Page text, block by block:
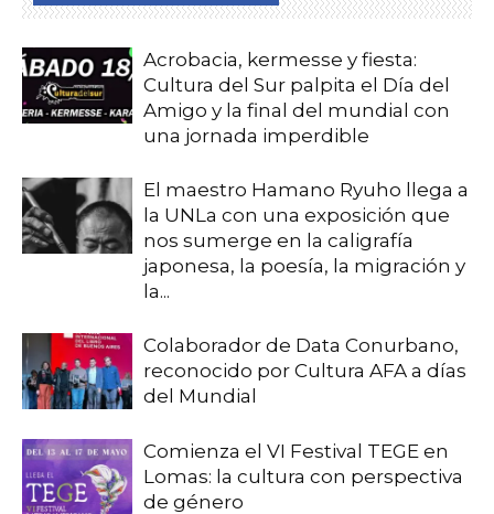
Acrobacia, kermesse y fiesta:
Cultura del Sur palpita el Día del
Amigo y la final del mundial con
una jornada imperdible
El maestro Hamano Ryuho llega a
la UNLa con una exposición que
nos sumerge en la caligrafía
japonesa, la poesía, la migración y
la...
Colaborador de Data Conurbano,
reconocido por Cultura AFA a días
del Mundial
Comienza el VI Festival TEGE en
Lomas: la cultura con perspectiva
de género